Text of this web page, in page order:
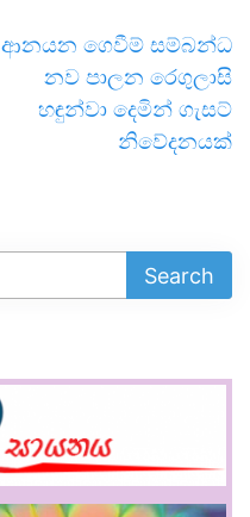
ආනයන ගෙවීම් සම්බන්ධ
නව පාලන රෙගුලාසි
හඳුන්වා දෙමින් ගැසට්
නිවේදනයක්